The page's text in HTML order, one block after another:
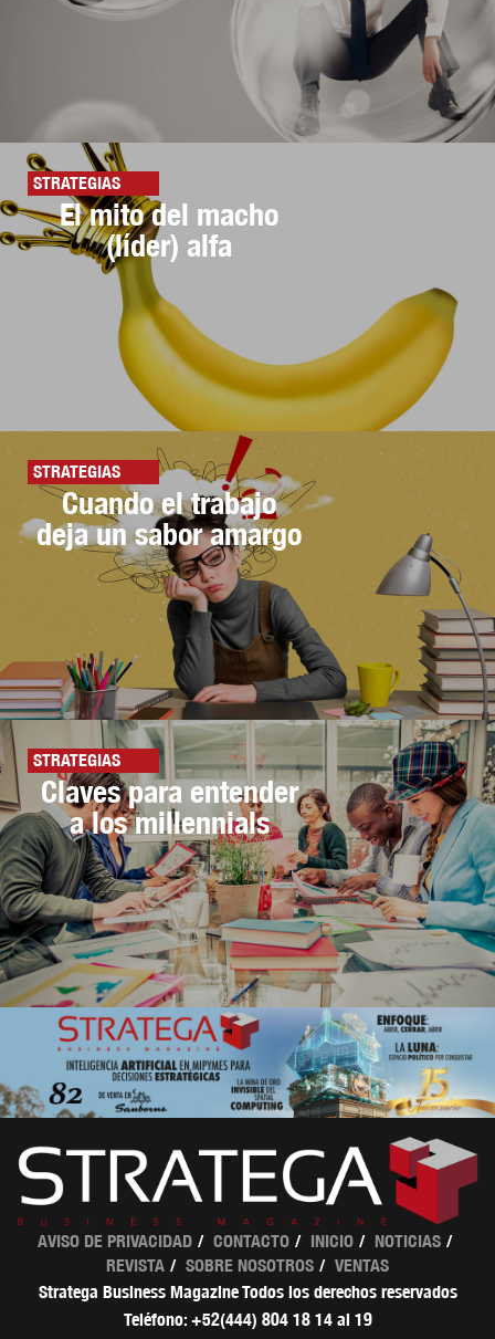
STRATEGIAS
El mito del macho
(líder) alfa
STRATEGIAS
Cuando el trabajo
deja un sabor amargo
STRATEGIAS
Claves para entender
a los millennials
AVISO DE PRIVACIDAD CONTACTO INICIO
NOTICIAS
REVISTA
SOBRE NOSOTROS
VENTAS
Stratega Business Magazine Todos los derechos reservados
Teléfono: +52(444) 804 18 14 al 19